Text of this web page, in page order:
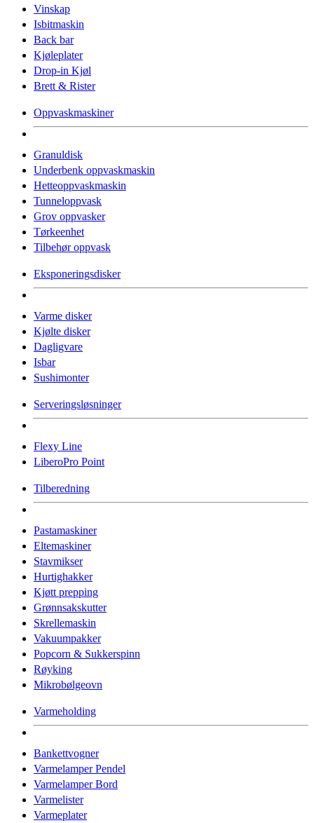
Vinskap
Isbitmaskin
Back bar
Kjøleplater
Drop-in Kjøl
Brett & Rister
Oppvaskmaskiner
Granuldisk
Underbenk oppvaskmaskin
Hetteoppvaskmaskin
Tunneloppvask
Grov oppvasker
Tørkeenhet
Tilbehør oppvask
Eksponeringsdisker
Varme disker
Kjølte disker
Dagligvare
Isbar
Sushimonter
Serveringsløsninger
Flexy Line
LiberoPro Point
Tilberedning
Pastamaskiner
Eltemaskiner
Stavmikser
Hurtighakker
Kjøtt prepping
Grønnsakskutter
Skrellemaskin
Vakuumpakker
Popcorn & Sukkerspinn
Røyking
Mikrobølgeovn
Varmeholding
Bankettvogner
Varmelamper Pendel
Varmelamper Bord
Varmelister
Varmeplater